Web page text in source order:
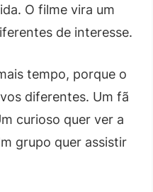
O filme vira um
de interesse.
tempo, porque o
diferentes. Um fã
curioso quer ver a
grupo quer assistir